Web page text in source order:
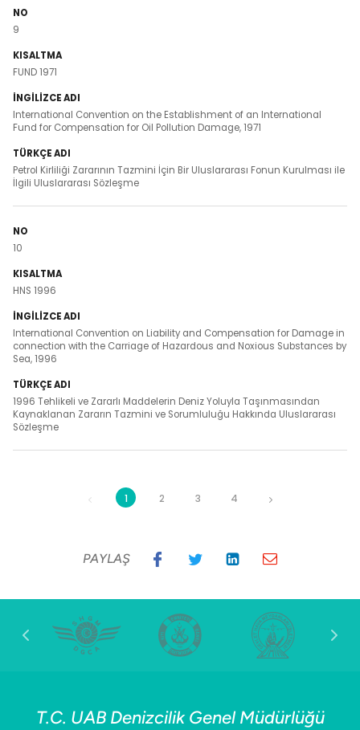
9
FUND 1971
International Convention on the Establishment of an International
Fund for Compensation for Oil Pollution Damage, 1971
Petrol Kirliliği Zararının Tazmini İçin Bir Uluslararası Fonun Kurulması ile
İlgili Uluslararası Sözleşme
10
HNS 1996
International Convention on Liability and Compensation for Damage in
connection with the Carriage of Hazardous and Noxious Substances by
Sea, 1996
1996 Tehlikeli ve Zararlı Maddelerin Deniz Yoluyla Taşınmasından
Kaynaklanan Zararın Tazmini ve Sorumluluğu Hakkında Uluslararası
Sözleşme
1 2 3 4
PAYLAŞ
T.C. UAB Denizcilik Genel Müdürlüğü